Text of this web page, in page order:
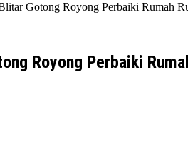
Gotong Royong Perbaiki Rumah
Royong Perbaiki